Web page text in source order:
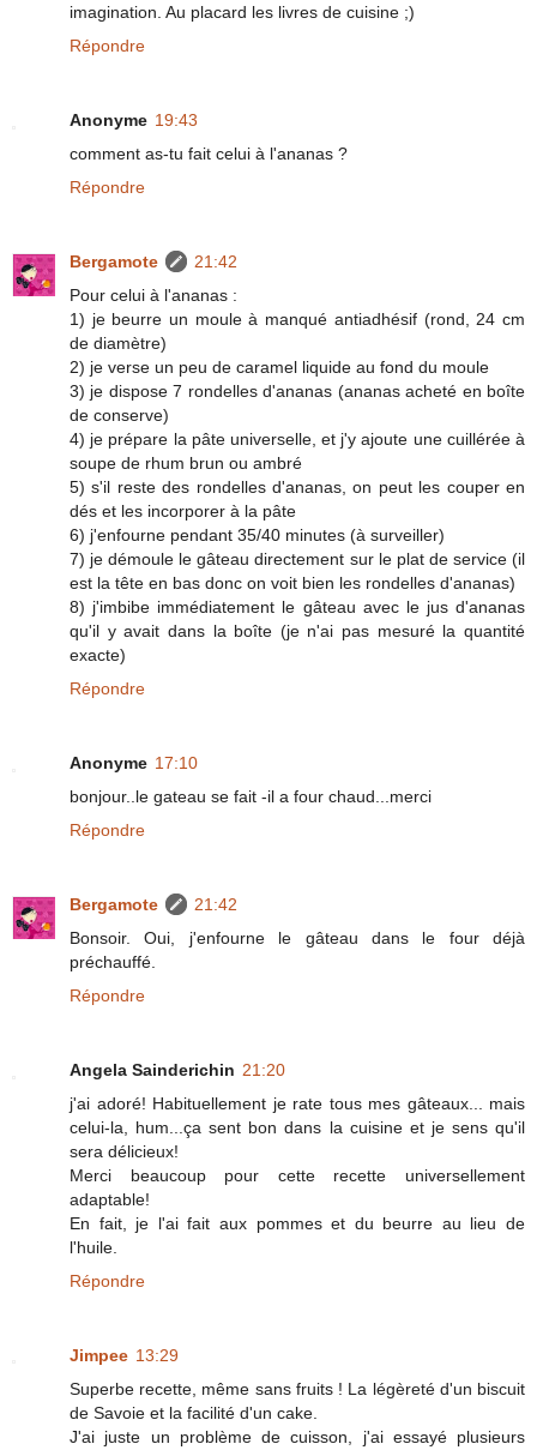
imagination. Au placard les livres de cuisine ;)
Répondre
Anonyme 19:43
comment as-tu fait celui à l'ananas ?
Répondre
Bergamote
21:42
Pour celui à l'ananas :
1) je beurre un moule à manqué antiadhésif (rond, 24 cm
de diamètre)
2) je verse un peu de caramel liquide au fond du moule
3) je dispose 7 rondelles d'ananas (ananas acheté en boîte
de conserve)
4) je prépare la pâte universelle, et j'y ajoute une cuillérée à
soupe de rhum brun ou ambré
5) s'il reste des rondelles d'ananas, on peut les couper en
dés et les incorporer à la pâte
6) j'enfourne pendant 35/40 minutes (à surveiller)
7) je démoule le gâteau directement sur le plat de service (il
est la tête en bas donc on voit bien les rondelles d'ananas)
8) j'imbibe immédiatement le gâteau avec le jus d'ananas
qu'il y avait dans la boîte (je n'ai pas mesuré la quantité
exacte)
Répondre
Anonyme 17:10
bonjour..le gateau se fait -il a four chaud...merci
Répondre
Bergamote
21:42
Bonsoir. Oui, j'enfourne le gâteau dans le four déjà
préchauffé.
Répondre
Angela Sainderichin 21:20
j'ai adoré! Habituellement je rate tous mes gâteaux... mais
celui-la, hum...ça sent bon dans la cuisine et je sens qu'il
sera délicieux!
Merci beaucoup pour cette recette universellement
adaptable!
En fait, je l'ai fait aux pommes et du beurre au lieu de
l'huile.
Répondre
Jimpee 13:29
Superbe recette, même sans fruits ! La légèreté d'un biscuit
de Savoie et la facilité d'un cake.
J'ai juste un problème de cuisson, j'ai essayé plusieurs